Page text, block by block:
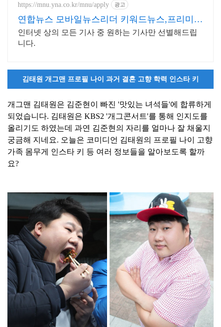
https://mnu.yna.co.kr/mnu/apply 광고
연합뉴스 모바일뉴스리더 키워드뉴스,프리미엄
인물검색
인터넷 상의 모든 기사 중 원하는 기사만 선별해드립
니다.
김태원 개그맨 프로필 나이 과거 결혼 고향 학력 인스타 키
개그맨 김태원은 김준현이 빠진 '맛있는 녀석들'에 합류하게
되었습니다. 김태원은 KBS2 '개그콘서트'를 통해 인지도를
올리기도 하였는데 과연 김준현의 자리를 얼마나 잘 채울지
궁금해 지네요. 오늘은 코미디언 김태원의 프로필 나이 고향
가족 몸무게 인스타 키 등 여러 정보들을 알아보도록 할까
요?